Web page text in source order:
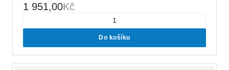
1 951,00Kč
Do košíku